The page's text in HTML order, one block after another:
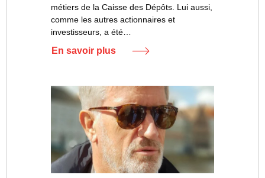
métiers de la Caisse des Dépôts. Lui aussi,
comme les autres actionnaires et
investisseurs, a été…
En savoir plus